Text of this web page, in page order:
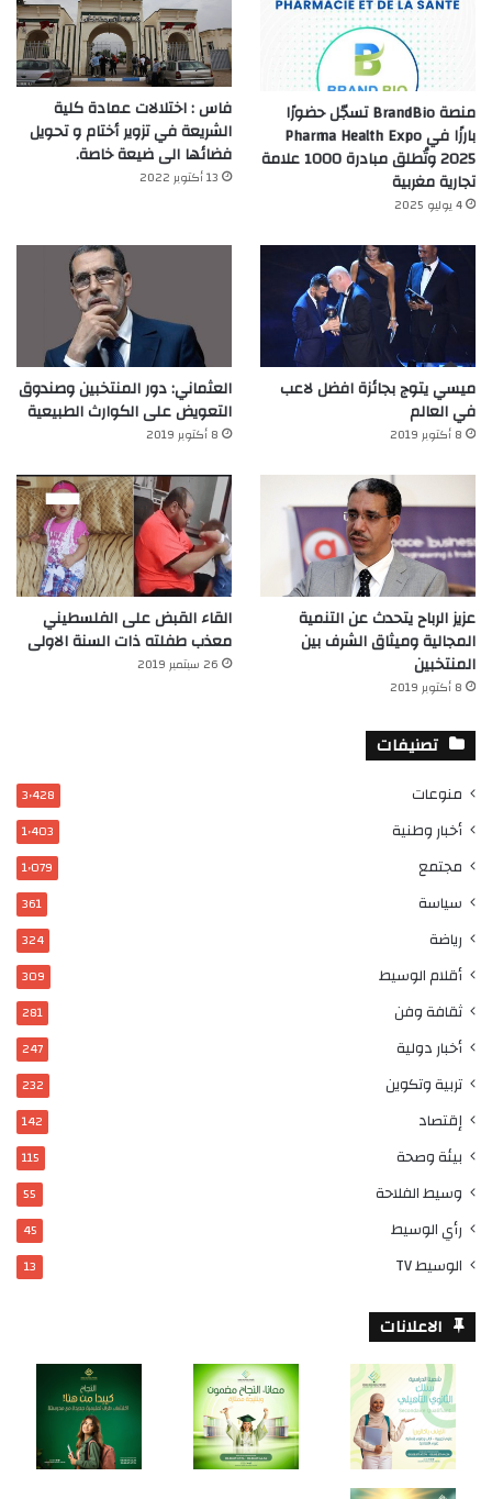
منصة BrandBio تسجّل حضورًا
بارزًا في Pharma Health Expo
2025 وتُطلق مبادرة 1000 علامة
تجارية مغربية
4 يوليو 2025
فاس : اختلالات عمادة كلية
الشريعة في تزوير أختام و تحويل
فضائها الى ضيعة خاصة.
13 أكتوبر 2022
ميسي يتوج بجائزة افضل لاعب
في العالم‎
8 أكتوبر 2019
العثماني: دور المنتخبين وصندوق
التعويض على الكوارث الطبيعية
8 أكتوبر 2019
عزيز الرباح يتحدث عن التنمية
المجالية وميثاق الشرف بين
المنتخبين
8 أكتوبر 2019
القاء القبض على الفلسطيني
معذب طفلته ذات السنة الاولى
26 سبتمبر 2019
تصنيفات
منوعات 3٬428
أخبار وطنية 1٬403
مجتمع 1٬079
سياسة 361
رياضة 324
أقلام الوسيط 309
ثقافة وفن 281
أخبار دولية 247
تربية وتكوين 232
إقتصاد 142
بيئة وصحة 115
وسيط الفلاحة 55
رأي الوسيط 45
الوسيط TV 13
الاعلانات